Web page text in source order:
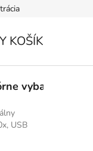
KOŠÍK
vybavenie
USB